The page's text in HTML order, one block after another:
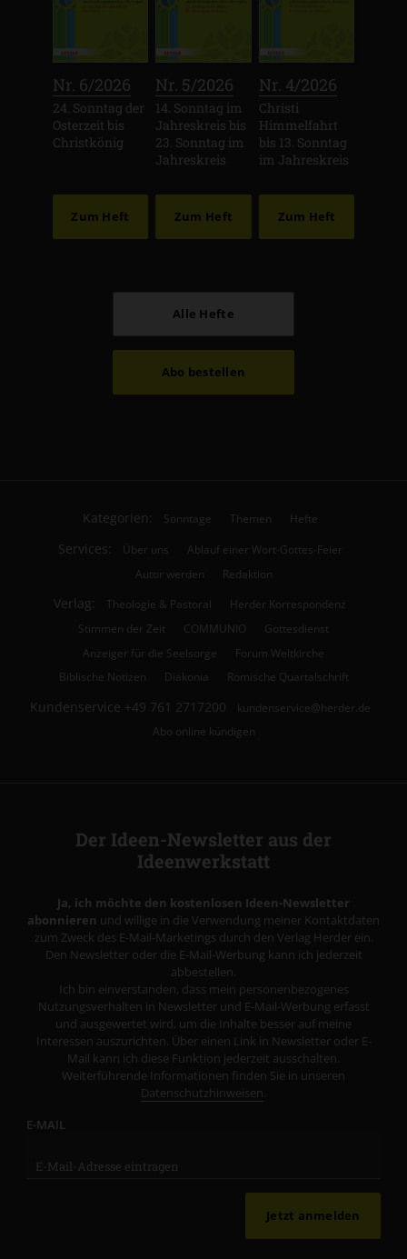
Nr. 6/2026
24. Sonntag der
Osterzeit bis
Christkönig
Zum Heft
Nr. 5/2026
14. Sonntag im
Jahreskreis bis
23. Sonntag im
Jahreskreis
Zum Heft
Nr. 4/2026
Christi
Himmelfahrt
bis 13. Sonntag
im Jahreskreis
Zum Heft
Alle Hefte
Abo bestellen
Kategorien: Sonntage Themen Hefte
Services: Über uns
Ablauf einer Wort-Gottes-Feier
Autor werden
Redaktion
Verlag: Theologie & Pastoral
Herder Korrespondenz
Stimmen der Zeit
COMMUNIO
Gottesdienst
Anzeiger für die Seelsorge
Forum Weltkirche
Biblische Notizen
Diakonia Römische Quartalschrift
Kundenservice +49 761 2717200
kundenservice@herder.de
Abo online kündigen
Der Ideen-Newsletter aus der
Ideenwerkstatt
Ja, ich möchte den kostenlosen Ideen-Newsletter
abonnieren und willige in die Verwendung meiner Kontaktdaten
zum Zweck des E-Mail-Marketings durch den Verlag Herder ein.
Den Newsletter oder die E-Mail-Werbung kann ich jederzeit
abbestellen.
Ich bin einverstanden, dass mein personenbezogenes
Nutzungsverhalten in Newsletter und E-Mail-Werbung erfasst
und ausgewertet wird, um die Inhalte besser auf meine
Interessen auszurichten. Über einen Link in Newsletter oder E-
Mail kann ich diese Funktion jederzeit ausschalten.
Weiterführende Informationen finden Sie in unseren
Datenschutzhinweisen.
E-MAIL
Jetzt anmelden